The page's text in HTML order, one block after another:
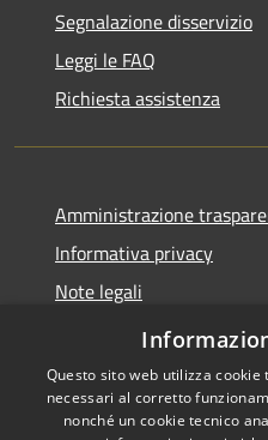
Segnalazione disservizio
Leggi le FAQ
Richiesta assistenza
Amministrazione
Informativa privacy
Note legali
Dichiarazione di
Questo sito web utilizza
necessari al corretto
nonché un cookie tecnico